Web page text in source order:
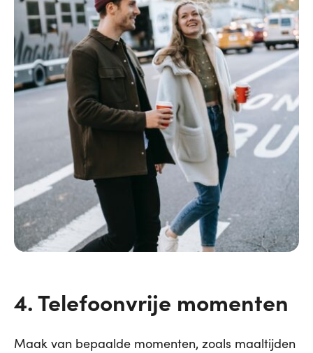
4. Telefoonvrije momenten
Maak van bepaalde momenten, zoals maaltijden